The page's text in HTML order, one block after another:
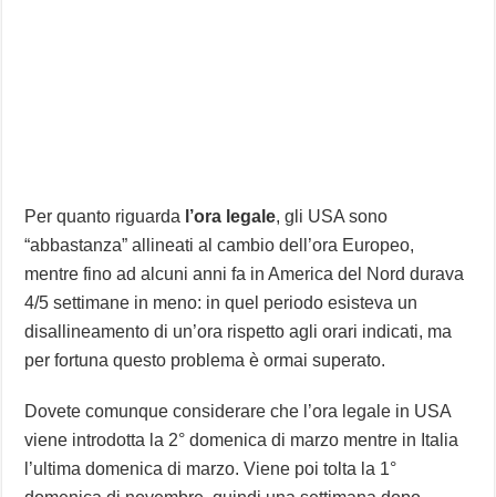
Per quanto riguarda l’ora legale, gli USA sono
“abbastanza” allineati al cambio dell’ora Europeo,
mentre fino ad alcuni anni fa in America del Nord durava
4/5 settimane in meno: in quel periodo esisteva un
disallineamento di un’ora rispetto agli orari indicati, ma
per fortuna questo problema è ormai superato.
Dovete comunque considerare che l’ora legale in USA
viene introdotta la 2° domenica di marzo mentre in Italia
l’ultima domenica di marzo. Viene poi tolta la 1°